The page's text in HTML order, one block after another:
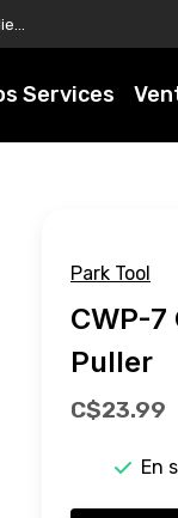
Services
Park Tool
CWP-
Puller
C$23.99
En